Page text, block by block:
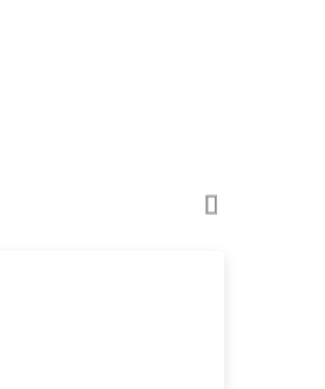
инструменты
контроля
контроля
влажности)